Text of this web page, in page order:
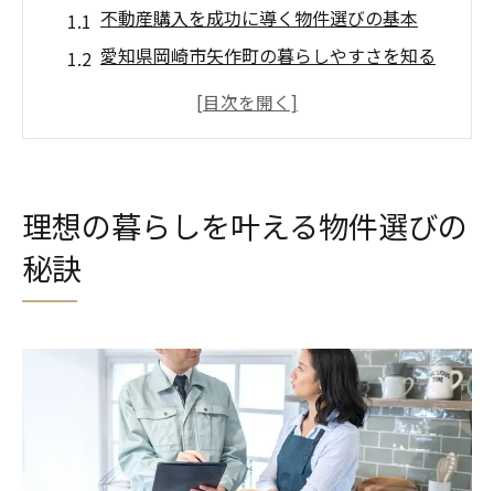
不動産購入を成功に導く物件選びの基本
愛知県岡崎市矢作町の暮らしやすさを知る
物件選びで見逃せない生活利便性の要点
矢作町の環境が不動産購入に与える影響
周辺環境を丁寧に調査するポイント
静かで快適な環境を重視する不動産購入
生活を快適にする間取り選びのコツ
不動産購入で重視すべき間取りの条件
理想の暮らしを叶える物件選びの
秘訣